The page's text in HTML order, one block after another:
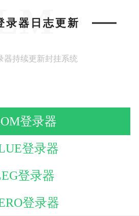
录器日志更新
器持续更新封挂系统
登录器
登录器
登录器
登录器